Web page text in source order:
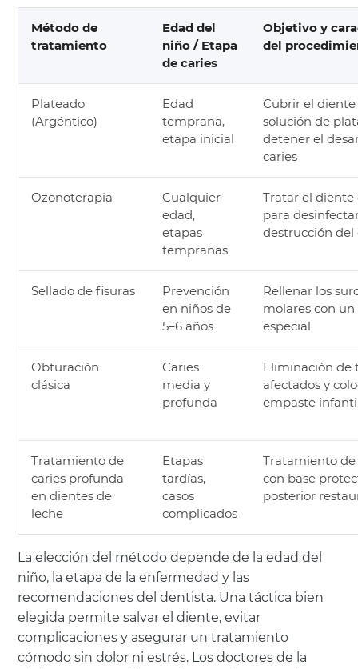
Método de
tratamiento
Edad del
niño / Etapa
de caries
Objetivo y
del
Plateado
(Argéntico)
Edad
temprana,
etapa inicial
Cubrir el
solución de
detener el
caries
Ozonoterapia
Cualquier
edad,
etapas
tempranas
Tratar el diente
para
destrucción del
Sellado de fisuras
Prevención
en niños de
5–6 años
Rellenar los
molares con un
especial
Obturación
clásica
Caries
media y
profunda
Eliminación de
afectados y
empaste
Tratamiento de
caries profunda
en dientes de
leche
Etapas
tardías,
casos
complicados
Tratamiento de
con base
posterior
La elección del método depende de la edad del
niño, la etapa de la enfermedad y las
recomendaciones del dentista. Una táctica bien
elegida permite salvar el diente, evitar
complicaciones y asegurar un tratamiento
cómodo sin dolor ni estrés. Los doctores de la